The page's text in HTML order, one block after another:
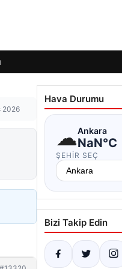
2026
Hava Durumu
☁Ankara
NaN°C
ŞEHIR SEÇ
Bizi Takip Edin